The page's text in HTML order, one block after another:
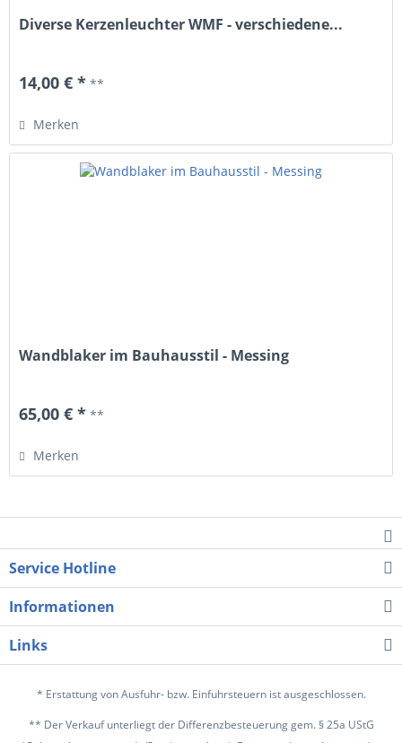
Diverse Kerzenleuchter WMF - verschiedene...
14,00 € * **
Merken
Wandblaker im Bauhausstil - Messing
65,00 € * **
Merken
Service Hotline
Informationen
Links
* Erstattung von Ausfuhr- bzw. Einfuhrsteuern ist ausgeschlossen.
** Der Verkauf unterliegt der Differenzbesteuerung gem. § 25a UStG